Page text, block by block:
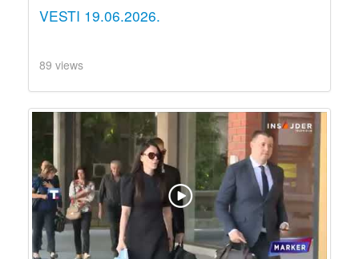
VESTI 19.06.2026.
89 views